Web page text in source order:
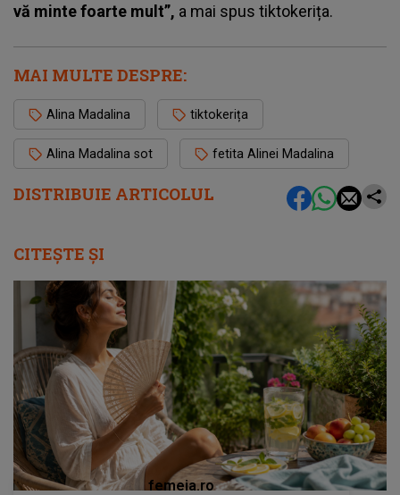
DISTRIBUIE ARTICOLUL
vă minte foarte mult”, a mai spus tiktokerița.
MAI MULTE DESPRE:
Alina Madalina tiktokerița
Alina Madalina sot fetita Alinei Madalina
CITEȘTE ȘI
femeia.ro